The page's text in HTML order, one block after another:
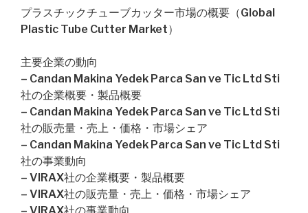
プラスチックチューブカッター市場の概要（Global
Plastic Tube Cutter Market）
主要企業の動向
– Candan Makina Yedek Parca San ve Tic Ltd Sti
社の企業概要・製品概要
– Candan Makina Yedek Parca San ve Tic Ltd Sti
社の販売量・売上・価格・市場シェア
– Candan Makina Yedek Parca San ve Tic Ltd Sti
社の事業動向
– VIRAX社の企業概要・製品概要
– VIRAX社の販売量・売上・価格・市場シェア